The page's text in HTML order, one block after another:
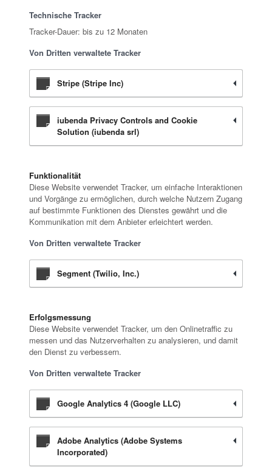
Technische Tracker
Tracker-Dauer: bis zu 12 Monaten
Von Dritten verwaltete Tracker
Stripe (Stripe Inc)
iubenda Privacy Controls and Cookie
Solution (iubenda srl)
Funktionalität
Diese Website verwendet Tracker, um einfache Interaktionen
und Vorgänge zu ermöglichen, durch welche Nutzern Zugang
auf bestimmte Funktionen des Dienstes gewährt und die
Kommunikation mit dem Anbieter erleichtert werden.
Von Dritten verwaltete Tracker
Segment (Twilio, Inc.)
Erfolgsmessung
Diese Website verwendet Tracker, um den Onlinetraffic zu
messen und das Nutzerverhalten zu analysieren, und damit
den Dienst zu verbessern.
Von Dritten verwaltete Tracker
Google Analytics 4 (Google LLC)
Adobe Analytics (Adobe Systems
Incorporated)